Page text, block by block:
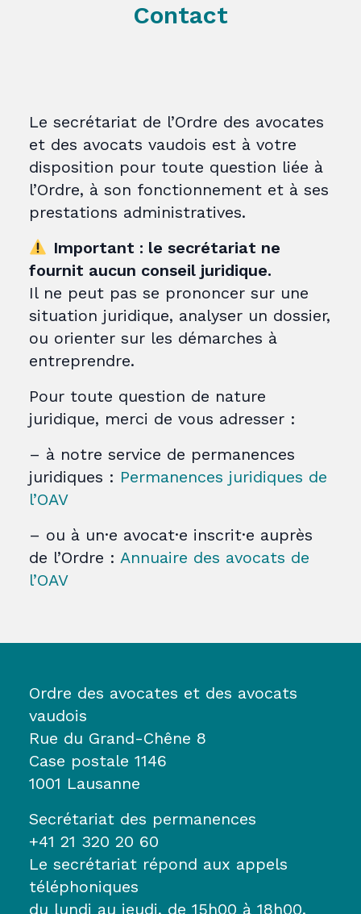
Contact
Le secrétariat de l’Ordre des avocates
et des avocats vaudois est à votre
disposition pour toute question liée à
l’Ordre, à son fonctionnement et à ses
prestations administratives.
Important : le secrétariat ne
fournit aucun conseil juridique.
Il ne peut pas se prononcer sur une
situation juridique, analyser un dossier,
ou orienter sur les démarches à
entreprendre.
Pour toute question de nature
juridique, merci de vous adresser :
– à notre service de permanences
juridiques : Permanences juridiques de
l’OAV
– ou à un·e avocat·e inscrit·e auprès
de l’Ordre : Annuaire des avocats de
l’OAV
Ordre des avocates et des avocats
vaudois
Rue du Grand-Chêne 8
Case postale 1146
1001 Lausanne
Secrétariat des permanences
+41 21 320 20 60
Le secrétariat répond aux appels
téléphoniques
du lundi au jeudi, de 15h00 à 18h00.